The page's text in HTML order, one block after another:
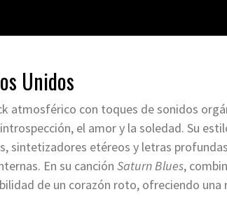
Unidos
atmosférico con toques de sonidos
el amor y la soledad. Su
sintetizadores etéreos y letras
En su canción Saturn Blues,
de un corazón roto, ofreciendo una